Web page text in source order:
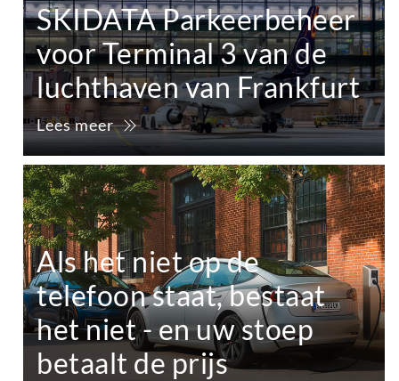
SKIDATA Parkeerbeheer
voor Terminal 3 van de
luchthaven van Frankfurt
Lees meer
Als het niet op de
telefoon staat, bestaat
het niet - en uw stoep
betaalt de prijs